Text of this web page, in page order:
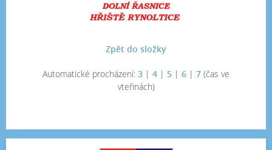
Zpět do složky
Automatické procházení: 3 | 4 | 5 | 6 | 7 (čas ve
vteřinách)